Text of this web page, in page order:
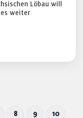
Löbau will
weiter
8 9 10